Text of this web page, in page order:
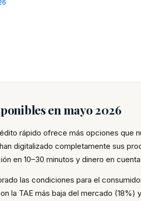
en mayo 2026
rápido ofrece más opciones que
digitalizado completamente sus
en 10–30 minutos y dinero en
las condiciones para el
la TAE más baja del mercado